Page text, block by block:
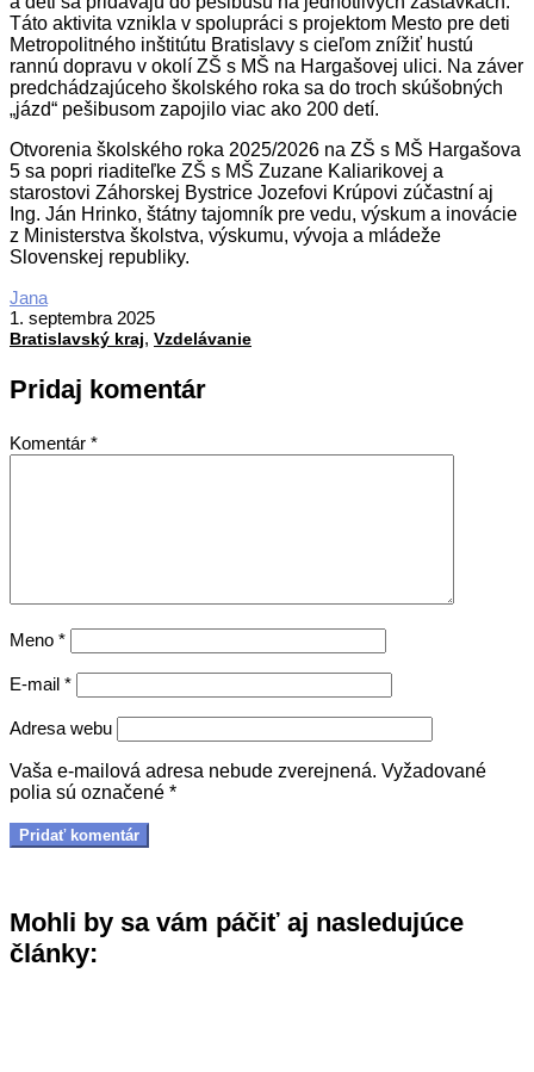
Táto aktivita vznikla v spolupráci s projektom Mesto pre deti
Metropolitného inštitútu Bratislavy s cieľom znížiť hustú
rannú dopravu v okolí ZŠ s MŠ na Hargašovej ulici. Na záver
predchádzajúceho školského roka sa do troch skúšobných
„jázd“ pešibusom zapojilo viac ako 200 detí.
Otvorenia školského roka 2025/2026 na ZŠ s MŠ Hargašova
5 sa popri riaditeľke ZŠ s MŠ Zuzane Kaliarikovej a
starostovi Záhorskej Bystrice Jozefovi Krúpovi zúčastní aj
Ing. Ján Hrinko, štátny tajomník pre vedu, výskum a inovácie
z Ministerstva školstva, výskumu, vývoja a mládeže
Slovenskej republiky.
2025-
09-
01
Jana
1. septembra 2025
Bratislavský kraj, Vzdelávanie
Pridaj komentár
Komentár *
Meno *
E-mail *
Adresa webu
Vaša e-mailová adresa nebude zverejnená. Vyžadované
polia sú označené *
Mohli by sa vám páčiť aj nasledujúce
články: